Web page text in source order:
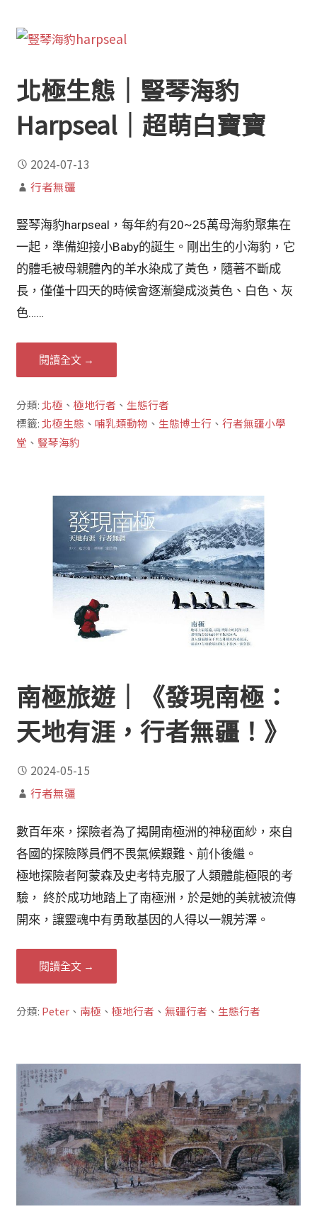
北極生態｜豎琴海豹
Harpseal｜超萌白寶寶
2024-07-13
行者無疆
豎琴海豹harpseal，每年約有20~25萬母海豹聚集在
一起，準備迎接小Baby的誕生。剛出生的小海豹，它
的體毛被母親體內的羊水染成了黃色，隨著不斷成
長，僅僅十四天的時候會逐漸變成淡黃色、白色、灰
色……
閱讀全文 →
分類:北極 、極地行者 、 生態行者
標籤:北極生態 、哺乳類動物 、 生態博士行 、行者無疆小學
堂 、 豎琴海豹
南極旅遊｜《發現南極：
天地有涯，行者無疆！》
2024-05-15
行者無疆
數百年來，探險者為了揭開南極洲的神秘面紗，來自
各國的探險隊員們不畏氣候艱難、前仆後繼。
極地探險者阿蒙森及史考特克服了人類體能極限的考
驗， 終於成功地踏上了南極洲，於是她的美就被流傳
開來，讓靈魂中有勇敢基因的人得以一親芳澤。
閱讀全文 →
分類: Peter 、 南極 、極地行者 、無疆行者 、 生態行者